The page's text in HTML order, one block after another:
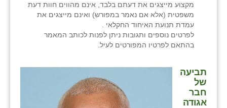
מקצוע מייצגים את דעתם בלבד, אינם מהווים חוות דעת
משפטית (אלא אם נאמר במפורש) ואינם מייצגים את
עמדת תנועת האיחוד החקלאי .
לפרטים נוספים ותגובות ניתן לפנות לכותב המאמר
בהתאם לפרטיו המפורטים לעיל.
תביעה
של
חבר
אגודה
חבצלת השרון
יבול (מורג)
יקנעם